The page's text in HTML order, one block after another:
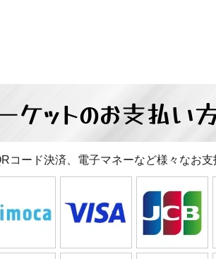
ケットのお支払い
コード決済、電子マネーなど様々なお